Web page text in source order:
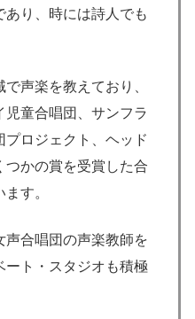
り、時には詩人でも
声楽を教えており、
児童合唱団、サンフラ
プロジェクト、ヘッド
つかの賞を受賞した合
す。
声合唱団の声楽教師を
ート・スタジオも積極